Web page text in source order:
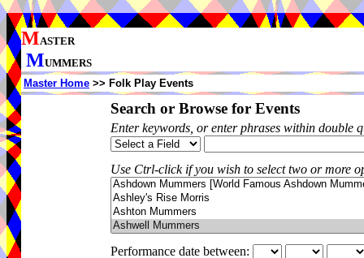
MASTER
MUMMERS
Master Home >> Folk Play Events
Search or Browse for Events
Enter keywords, or enter phrases within double
Use Ctrl-click if you wish to select two or more
Performance date between: